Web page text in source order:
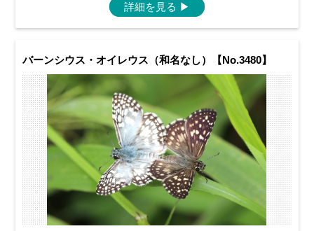
詳細を見る ▶
バーンシウス・オイレウス（和名なし）【No.3480】